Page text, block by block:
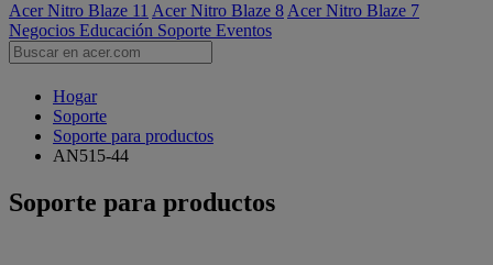
Acer Nitro Blaze 11 Acer Nitro Blaze 8 Acer Nitro Blaze 7
Negocios Educación Soporte Eventos
Hogar
Soporte
Soporte para productos
AN515-44
Soporte para productos